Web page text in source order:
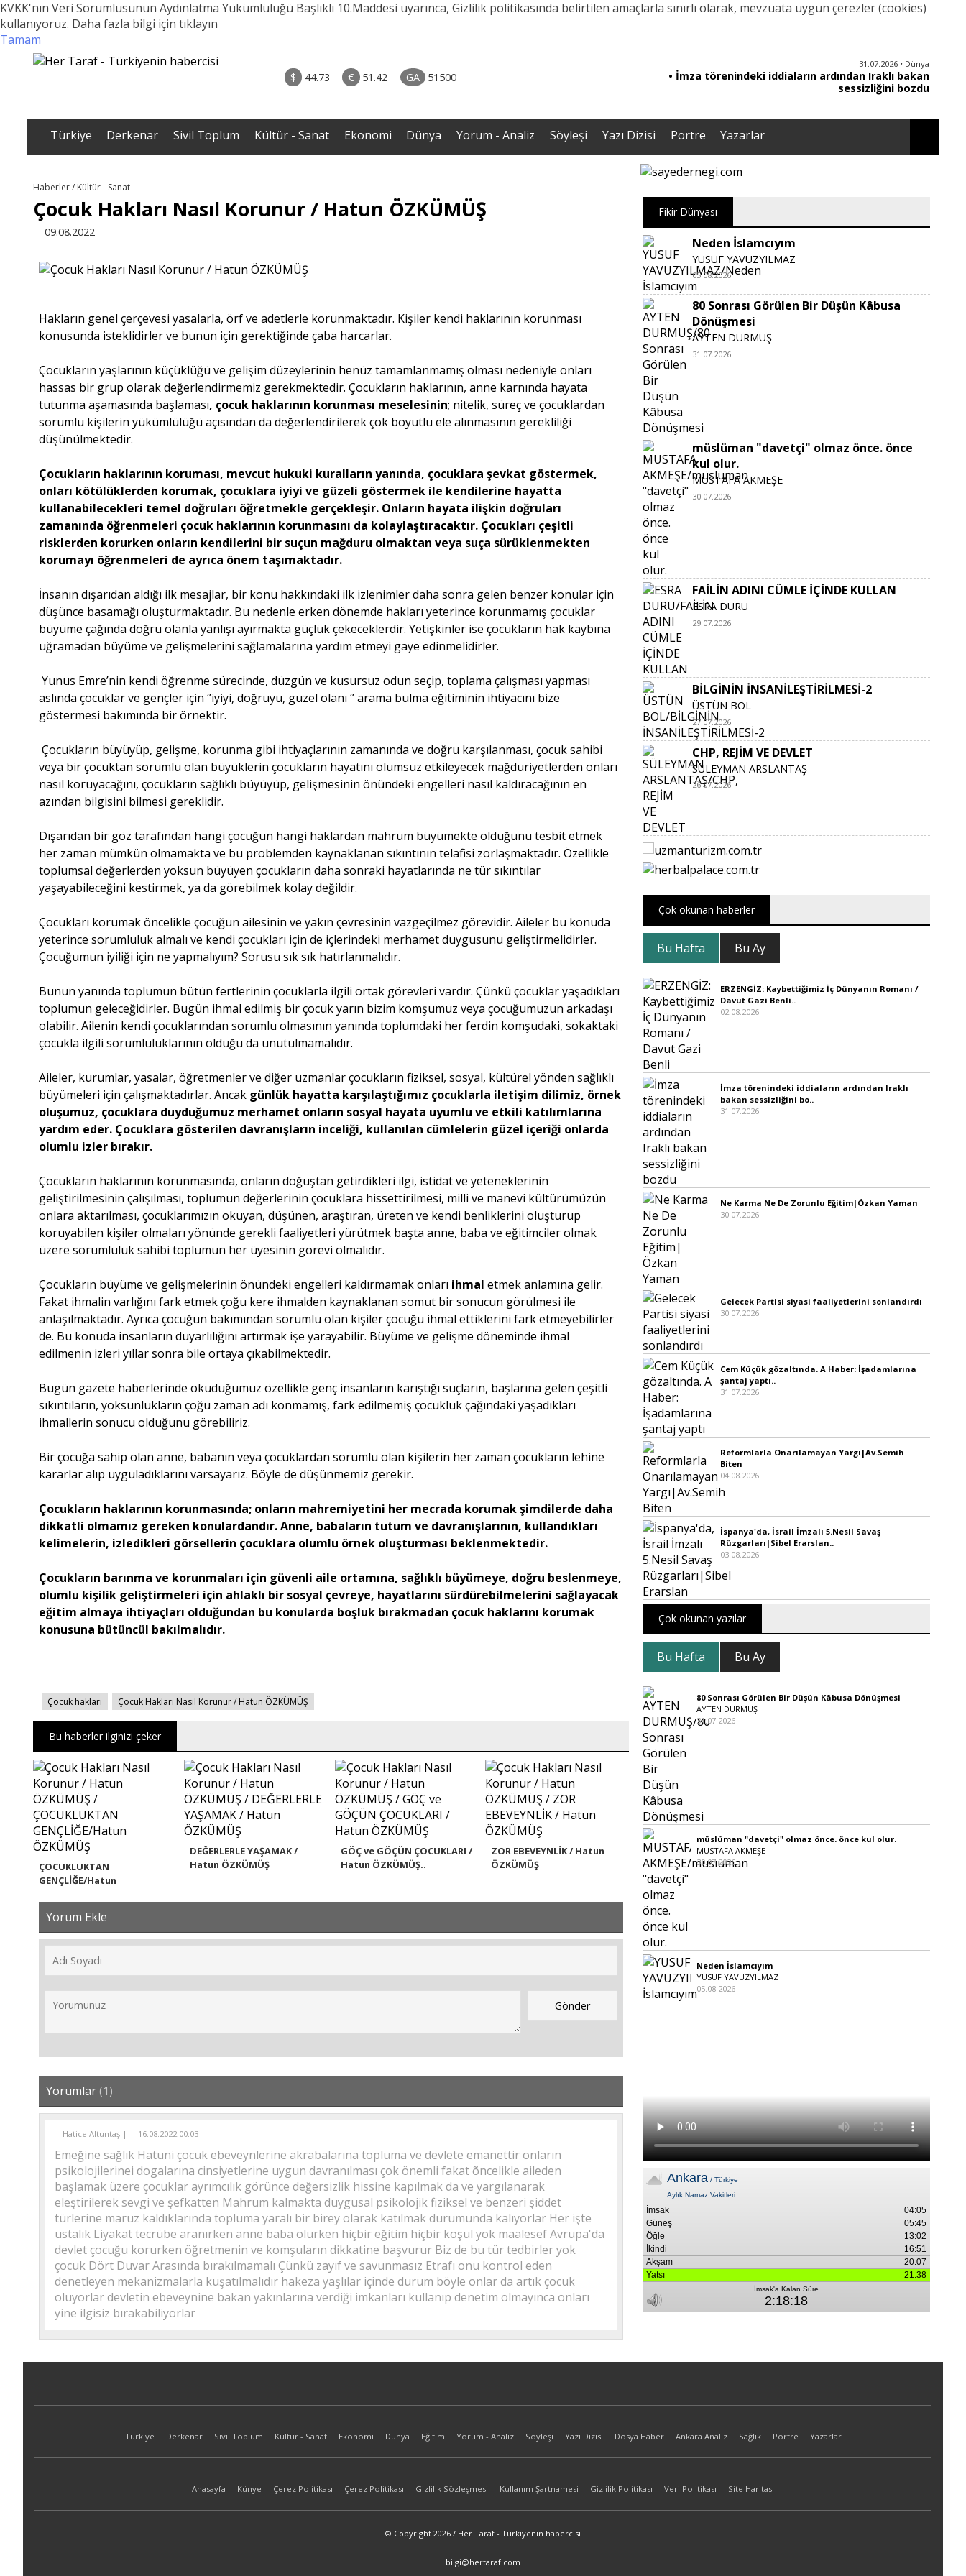
KVKK'nın Veri Sorumlusunun Aydınlatma Yükümlülüğü Başlıklı 10.Maddesi uyarınca, Gizlilik politikasında belirtilen amaçlarla sınırlı olarak, mevzuata uygun çerezler (cookies)
kullanıyoruz. Daha fazla bilgi için tıklayın
Tamam
$ 44.73 € 51.42 GA 51500
- Analiz
• ERZENGİZ: Kaybettiğimiz İç Dünyanın Romanı / Davut
Gazi Benli
31.07.2026 • Dünya
• İmza törenindeki iddiaların ardından Iraklı bakan
sessizliğini bozdu
30.07.2026 • Türkiye
• Gelecek Partisi siyasi faaliyetlerini sonlandırdı
Türkiye Derkenar Sivil Toplum Kültür - Sanat Ekonomi Dünya Yorum - Analiz Söyleşi Yazı Dizisi Portre Yazarlar
Haberler / Kültür - Sanat
Çocuk Hakları Nasıl Korunur / Hatun ÖZKÜMÜŞ
09.08.2022
Hakların genel çerçevesi yasalarla, örf ve adetlerle korunmaktadır. Kişiler kendi haklarının korunması
konusunda isteklidirler ve bunun için gerektiğinde çaba harcarlar.
Çocukların yaşlarının küçüklüğü ve gelişim düzeylerinin henüz tamamlanmamış olması nedeniyle onları
hassas bir grup olarak değerlendirmemiz gerekmektedir. Çocukların haklarının, anne karnında hayata
tutunma aşamasında başlaması, çocuk haklarının korunması meselesinin; nitelik, süreç ve çocuklardan
sorumlu kişilerin yükümlülüğü açısından da değerlendirilerek çok boyutlu ele alınmasının gerekliliği
düşünülmektedir.
Çocukların haklarının koruması, mevcut hukuki kuralların yanında, çocuklara şevkat göstermek,
onları kötülüklerden korumak, çocuklara iyiyi ve güzeli göstermek ile kendilerine hayatta
kullanabilecekleri temel doğruları öğretmekle gerçekleşir. Onların hayata ilişkin doğruları
zamanında öğrenmeleri çocuk haklarının korunmasını da kolaylaştıracaktır. Çocukları çeşitli
risklerden korurken onların kendilerini bir suçun mağduru olmaktan veya suça sürüklenmekten
korumayı öğrenmeleri de ayrıca önem taşımaktadır.
İnsanın dışarıdan aldığı ilk mesajlar, bir konu hakkındaki ilk izlenimler daha sonra gelen benzer konular için
düşünce basamağı oluşturmaktadır. Bu nedenle erken dönemde hakları yeterince korunmamış çocuklar
büyüme çağında doğru olanla yanlışı ayırmakta güçlük çekeceklerdir. Yetişkinler ise çocukların hak kaybına
uğramadan büyüme ve gelişmelerini sağlamalarına yardım etmeyi gaye edinmelidirler.
Yunus Emre’nin kendi öğrenme sürecinde, düzgün ve kusursuz odun seçip, toplama çalışması yapması
aslında çocuklar ve gençler için ‘’iyiyi, doğruyu, güzel olanı ‘’ arama bulma eğitiminin ihtiyacını bize
göstermesi bakımında bir örnektir.
Çocukların büyüyüp, gelişme, korunma gibi ihtiyaçlarının zamanında ve doğru karşılanması, çocuk sahibi
veya bir çocuktan sorumlu olan büyüklerin çocukların hayatını olumsuz etkileyecek mağduriyetlerden onları
nasıl koruyacağını, çocukların sağlıklı büyüyüp, gelişmesinin önündeki engelleri nasıl kaldıracağının en
azından bilgisini bilmesi gereklidir.
Dışarıdan bir göz tarafından hangi çocuğun hangi haklardan mahrum büyümekte olduğunu tesbit etmek
her zaman mümkün olmamakta ve bu problemden kaynaklanan sıkıntının telafisi zorlaşmaktadır. Özellikle
toplumsal değerlerden yoksun büyüyen çocukların daha sonraki hayatlarında ne tür sıkıntılar
yaşayabileceğini kestirmek, ya da görebilmek kolay değildir.
Çocukları korumak öncelikle çocuğun ailesinin ve yakın çevresinin vazgeçilmez görevidir. Aileler bu konuda
yeterince sorumluluk almalı ve kendi çocukları için de içlerindeki merhamet duygusunu geliştirmelidirler.
Çocuğumun iyiliği için ne yapmalıyım? Sorusu sık sık hatırlanmalıdır.
Bunun yanında toplumun bütün fertlerinin çocuklarla ilgili ortak görevleri vardır. Çünkü çocuklar yaşadıkları
toplumun geleceğidirler. Bugün ihmal edilmiş bir çocuk yarın bizim komşumuz veya çocuğumuzun arkadaşı
olabilir. Ailenin kendi çocuklarından sorumlu olmasının yanında toplumdaki her ferdin komşudaki, sokaktaki
çocukla ilgili sorumluluklarının olduğu da unutulmamalıdır.
Aileler, kurumlar, yasalar, öğretmenler ve diğer uzmanlar çocukların fiziksel, sosyal, kültürel yönden sağlıklı
büyümeleri için çalışmaktadırlar. Ancak günlük hayatta karşılaştığımız çocuklarla iletişim dilimiz, örnek
oluşumuz, çocuklara duyduğumuz merhamet onların sosyal hayata uyumlu ve etkili katılımlarına
yardım eder. Çocuklara gösterilen davranışların inceliği, kullanılan cümlelerin güzel içeriği onlarda
olumlu izler bırakır.
Çocukların haklarının korunmasında, onların doğuştan getirdikleri ilgi, istidat ve yeteneklerinin
geliştirilmesinin çalışılması, toplumun değerlerinin çocuklara hissettirilmesi, milli ve manevi kültürümüzün
onlara aktarılması, çocuklarımızın okuyan, düşünen, araştıran, üreten ve kendi benliklerini oluşturup
koruyabilen kişiler olmaları yönünde gerekli faaliyetleri yürütmek başta anne, baba ve eğitimciler olmak
üzere sorumluluk sahibi toplumun her üyesinin görevi olmalıdır.
Çocukların büyüme ve gelişmelerinin önündeki engelleri kaldırmamak onları ihmaletmek anlamına gelir.
Fakat ihmalin varlığını fark etmek çoğu kere ihmalden kaynaklanan somut bir sonucun görülmesi ile
anlaşılmaktadır. Ayrıca çocuğun bakımından sorumlu olan kişiler çocuğu ihmal ettiklerini fark etmeyebilirler
de. Bu konuda insanların duyarlılığını artırmak işe yarayabilir. Büyüme ve gelişme döneminde ihmal
edilmenin izleri yıllar sonra bile ortaya çıkabilmektedir.
Bugün gazete haberlerinde okuduğumuz özellikle genç insanların karıştığı suçların, başlarına gelen çeşitli
sıkıntıların, yoksunlukların çoğu zaman adı konmamış, fark edilmemiş çocukluk çağındaki yaşadıkları
ihmallerin sonucu olduğunu görebiliriz.
Bir çocuğa sahip olan anne, babanın veya çocuklardan sorumlu olan kişilerin her zaman çocukların lehine
kararlar alıp uyguladıklarını varsayarız. Böyle de düşünmemiz gerekir.
Çocukların haklarının korunmasında; onların mahremiyetini her mecrada korumak şimdilerde daha
dikkatli olmamız gereken konulardandır. Anne, babaların tutum ve davranışlarının, kullandıkları
kelimelerin, izledikleri görsellerin çocuklara olumlu örnek oluşturması beklenmektedir.
Çocukların barınma ve korunmaları için güvenli aile ortamına, sağlıklı büyümeye, doğru beslenmeye,
olumlu kişilik geliştirmeleri için ahlaklı bir sosyal çevreye, hayatlarını sürdürebilmelerini sağlayacak
eğitim almaya ihtiyaçları olduğundan bu konularda boşluk bırakmadan çocuk haklarını korumak
konusuna bütüncül bakılmalıdır.
Çocuk hakları Çocuk Hakları Nasıl Korunur / Hatun ÖZKÜMÜŞ
Bu haberler ilginizi çeker
ÇOCUKLUKTAN
GENÇLİĞE/Hatun
DEĞERLERLE YAŞAMAK /
Hatun ÖZKÜMÜŞ
GÖÇ ve GÖÇÜN ÇOCUKLARI /
Hatun ÖZKÜMÜŞ..
ZOR EBEVEYNLİK / Hatun
ÖZKÜMÜŞ
Yorum Ekle
Yorumlar(1)
Hatice Altuntaş | 16.08.2022 00:03
Emeğine sağlık Hatuni çocuk ebeveynlerine akrabalarına topluma ve devlete emanettir onların
psikolojilerinei dogalarına cinsiyetlerine uygun davranılması çok önemli fakat õncelikle aileden
başlamak üzere çocuklar ayrımcılık görünce değersizlik hissine kapılmak da ve yargılanarak
eleştirilerek sevgi ve şefkatten Mahrum kalmakta duygusal psikolojik fiziksel ve benzeri şiddet
türlerine maruz kaldıklarında topluma yaralı bir birey olarak katılmak durumunda kalıyorlar Her işte
ustalık Liyakat tecrübe aranırken anne baba olurken hiçbir eğitim hiçbir koşul yok maalesef Avrupa'da
devlet çocuğu korurken öğretmenin ve komşuların dikkatine başvurur Biz de bu tür tedbirler yok
çocuk Dört Duvar Arasında bırakılmamalı Çünkü zayıf ve savunmasız Etrafı onu kontrol eden
denetleyen mekanizmalarla kuşatılmalıdır hakeza yaşlılar içinde durum böyle onlar da artık çocuk
oluyorlar devletin ebeveynine bakan yakınlarına verdiği imkanları kullanıp denetim olmayınca onları
yine ilgisiz bırakabiliyorlar
Fikir Dünyası
Neden İslamcıyım
YUSUF YAVUZYILMAZ
05.08.2026
80 Sonrası Görülen Bir Düşün Kâbusa
Dönüşmesi
AYTEN DURMUŞ
31.07.2026
müslüman "davetçi" olmaz önce. önce
kul olur.
MUSTAFA AKMEŞE
30.07.2026
FAİLİN ADINI CÜMLE İÇİNDE KULLAN
ESRA DURU
29.07.2026
BİLGİNİN İNSANİLEŞTİRİLMESİ-2
ÜSTÜN BOL
27.07.2026
CHP, REJİM VE DEVLET
SÜLEYMAN ARSLANTAŞ
26.07.2026
Çok okunan haberler
Bu Hafta Bu Ay
ERZENGİZ: Kaybettiğimiz İç Dünyanın Romanı /
Davut Gazi Benli..
02.08.2026
İmza törenindeki iddiaların ardından Iraklı
bakan sessizliğini bo..
31.07.2026
Ne Karma Ne De Zorunlu Eğitim|Özkan Yaman
30.07.2026
Gelecek Partisi siyasi faaliyetlerini sonlandırdı
30.07.2026
Cem Küçük gözaltında. A Haber: İşadamlarına
şantaj yaptı..
31.07.2026
Reformlarla Onarılamayan Yargı|Av.Semih
Biten
04.08.2026
İspanya'da, İsrail İmzalı 5.Nesil Savaş
Rüzgarları|Sibel Erarslan..
03.08.2026
Çok okunan yazılar
Bu Hafta Bu Ay
80 Sonrası Görülen Bir Düşün Kâbusa Dönüşmesi
AYTEN DURMUŞ
31.07.2026
müslüman "davetçi" olmaz önce. önce kul olur.
MUSTAFA AKMEŞE
30.07.2026
Neden İslamcıyım
YUSUF YAVUZYILMAZ
05.08.2026
Türkiye Derkenar Sivil Toplum Kültür - Sanat Ekonomi Dünya Eğitim Yorum - Analiz Söyleşi Yazı Dizisi Dosya Haber Ankara Analiz Sağlık Portre Yazarlar
Anasayfa Künye Çerez Politikası Çerez Politikası Gizlilik Sözleşmesi Kullanım Şartnamesi Gizlilik Politikası Veri Politikası Site Haritası
© Copyright 2026 / Her Taraf - Türkiyenin habercisi
bilgi@hertaraf.com